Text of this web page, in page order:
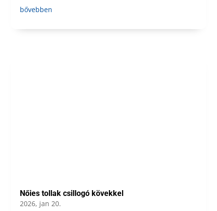
bővebben
Nőies tollak csillogó kövekkel
2026, jan 20.